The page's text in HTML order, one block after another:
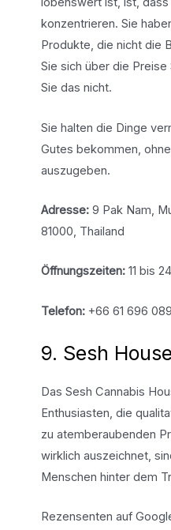
konzentrieren. Sie
Produkte, die nicht die
Sie sich über die
Sie das nicht.
Sie halten die Dinge
Gutes bekommen,
auszugeben.
Adresse:9 Pak Nam,
81000, Thailand
Öffnungszeiten:11 bis
Telefon:+66 61 696
9. Sesh
Das Sesh Cannabis
Enthusiasten, die
zu atemberaubenden
wirklich auszeichnet,
Menschen hinter dem
Rezensenten auf